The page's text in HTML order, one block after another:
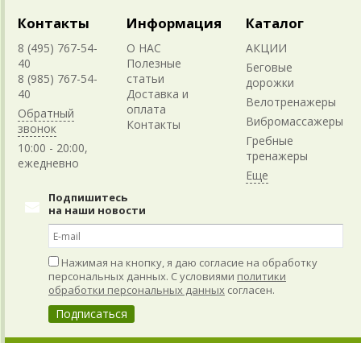
Контакты
8 (495) 767-54-
40
8 (985) 767-54-
40
Обратный
звонок
10:00 - 20:00,
ежедневно
Информация
О НАС
Полезные
статьи
Доставка и
оплата
Контакты
Каталог
АКЦИИ
Беговые
дорожки
Велотренажеры
Вибромассажеры
Гребные
тренажеры
Подпишитесь
на наши новости
Нажимая на кнопку, я даю согласие на обработку
персональных данных. С условиями политики
обработки персональных данных согласен.